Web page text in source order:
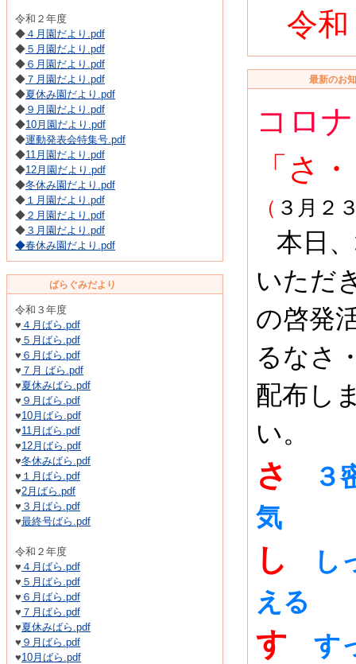
令和２年度
◆ ４月園だより.pdf
◆ ５月園だより.pdf
◆ ６月園だより.pdf
◆ ７月園だより.pdf
◆夏休み園だより.pdf
◆ ９月園だより.pdf
◆10月園だより.pdf
◆運動発表会特集号.pdf
◆11月園だより.pdf
◆12月園だより.pdf
◆冬休み園だより.pdf
◆ １月園だより.pdf
◆ ２月園だより.pdf
◆ ３月園だより.pdf
◆春休み園だより.pdf
ばらぐみだより
令和３年度
♥ ４月ばら.pdf
♥ ５月ばら.pdf
♥ ６月ばら.pdf
♥ ７月 ばら.pdf
♥夏休みばら.pdf
♥ ９月ばら.pdf
♥10月ばら.pdf
♥11月ばら.pdf
♥12月ばら.pdf
♥冬休みばら.pdf
♥ １月ばら.pdf
♥2月ばら.pdf
♥ ３月ばら.pdf
♥最終号ばら.pdf
令和２年度
♥ ４月ばら.pdf
♥ ５月ばら.pdf
♥ ６月ばら.pdf
♥ ７月ばら.pdf
♥夏休みばら.pdf
♥ ９月ばら.pdf
♥10月ばら.pdf
令
最新のお知
コロ
「 さ・
（ ３月２
本日
いただ
の啓発
るなさ
配布し
い。
さ
３
気
し
し
える
す
す